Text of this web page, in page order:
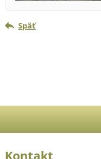
Späť
Kontakt